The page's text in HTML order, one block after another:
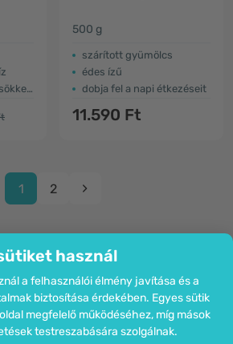
használ
a felhasználói élmény javítása és a
biztosítása érdekében. Egyes sütik
megfelelő működéséhez, míg mások
testreszabására szolgálnak.
az ár
500 g
​szárított gyümölcs
édes ízű
dobja fel a napi étkezéseit
11.590 Ft
1 2